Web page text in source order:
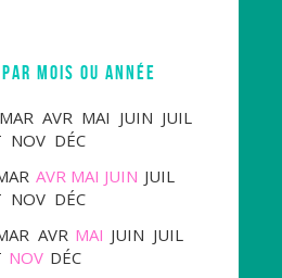
MOIS OU ANNÉE
MAR AVR MAI JUIN JUIL
NOV DÉC
AVR MAI JUIN JUIL
NOV DÉC
AVR MAI JUIN JUIL
NOV DÉC